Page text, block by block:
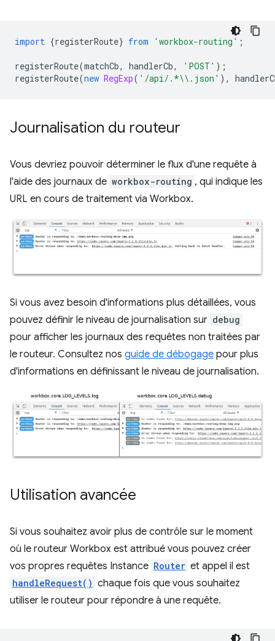
import {registerRoute} from 'workbox-routing' ;
registerRoute(matchCb, handlerCb, 'POST' );
registerRoute(new RegExp( '/api/.*\\.json' ),
Journalisation du routeur
Vous devriez pouvoir déterminer le flux d'une requête à
l'aide des journaux de workbox-routing , qui indique les
URL en cours de traitement via Workbox.
Si vous avez besoin d'informations plus détaillées, vous
pouvez définir le niveau de journalisation sur debug
pour afficher les journaux des requêtes non traitées par
le routeur. Consultez nos guide de débogage pour plus
d'informations en définissant le niveau de journalisation.
Utilisation avancée
Si vous souhaitez avoir plus de contrôle sur le moment
où le routeur Workbox est attribué vous pouvez créer
vos propres requêtes Instance Router et appel il est
handleRequest() chaque fois que vous souhaitez
utiliser le routeur pour répondre à une requête.